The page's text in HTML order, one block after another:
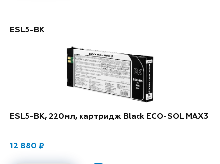
ESL5-BK
ESL5-BK, 220мл, картридж Black ECO-SOL MAX3
12 880